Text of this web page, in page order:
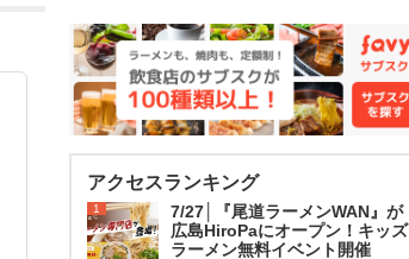
アクセスランキング
1
7/27│『尾道ラーメンWAN』が
広島HiroPaにオープン！キッズ
ラーメン無料イベント開催